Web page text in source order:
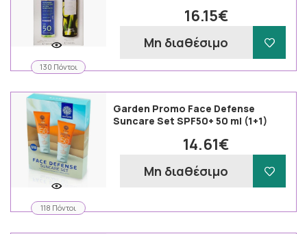
130 Πόντοι
16.15€
Μη διαθέσιμο
118 Πόντοι
Garden Promo Face Defense
Suncare Set SPF50+ 50 ml (1+1)
14.61€
Μη διαθέσιμο